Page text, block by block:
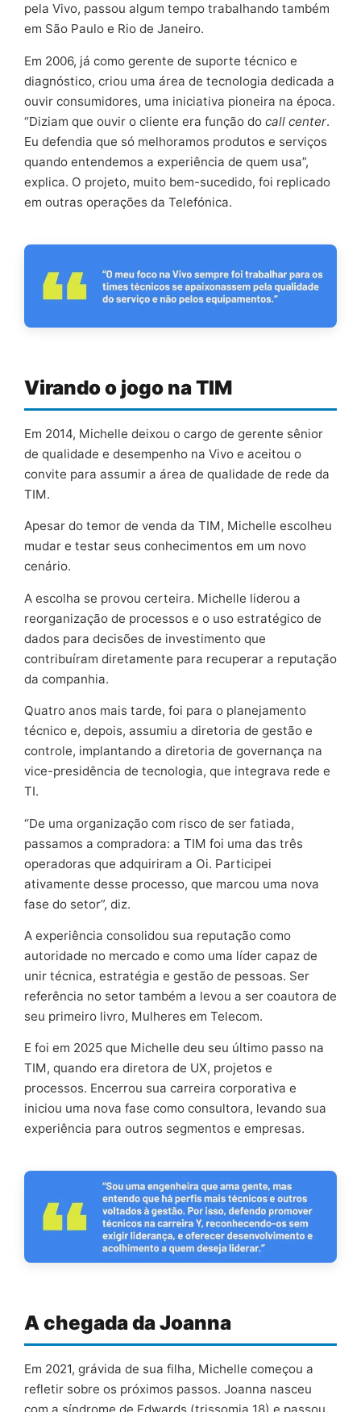
pela Vivo, passou algum tempo trabalhando também
em São Paulo e Rio de Janeiro.
Em 2006, já como gerente de suporte técnico e
diagnóstico, criou uma área de tecnologia dedicada a
ouvir consumidores, uma iniciativa pioneira na época.
“Diziam que ouvir o cliente era função do call center.
Eu defendia que só melhoramos produtos e serviços
quando entendemos a experiência de quem usa”,
explica. O projeto, muito bem-sucedido, foi replicado
em outras operações da Telefónica.
Virando o jogo na TIM
Em 2014, Michelle deixou o cargo de gerente sênior
de qualidade e desempenho na Vivo e aceitou o
convite para assumir a área de qualidade de rede da
TIM.
Apesar do temor de venda da TIM, Michelle escolheu
mudar e testar seus conhecimentos em um novo
cenário.
A escolha se provou certeira. Michelle liderou a
reorganização de processos e o uso estratégico de
dados para decisões de investimento que
contribuíram diretamente para recuperar a reputação
da companhia.
Quatro anos mais tarde, foi para o planejamento
técnico e, depois, assumiu a diretoria de gestão e
controle, implantando a diretoria de governança na
vice-presidência de tecnologia, que integrava rede e
TI.
“De uma organização com risco de ser fatiada,
passamos a compradora: a TIM foi uma das três
operadoras que adquiriram a Oi. Participei
ativamente desse processo, que marcou uma nova
fase do setor”, diz.
A experiência consolidou sua reputação como
autoridade no mercado e como uma líder capaz de
unir técnica, estratégia e gestão de pessoas. Ser
referência no setor também a levou a ser coautora de
seu primeiro livro, Mulheres em Telecom.
E foi em 2025 que Michelle deu seu último passo na
TIM, quando era diretora de UX, projetos e
processos. Encerrou sua carreira corporativa e
iniciou uma nova fase como consultora, levando sua
experiência para outros segmentos e empresas.
A chegada da Joanna
Em 2021, grávida de sua filha, Michelle começou a
refletir sobre os próximos passos. Joanna nasceu